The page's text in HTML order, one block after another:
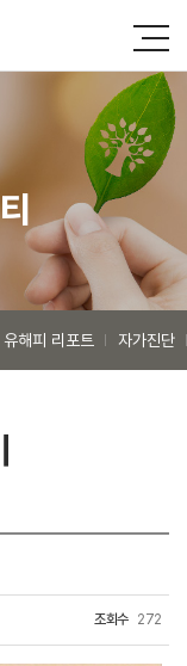
유해피 리포트 자가진단
조회수 272